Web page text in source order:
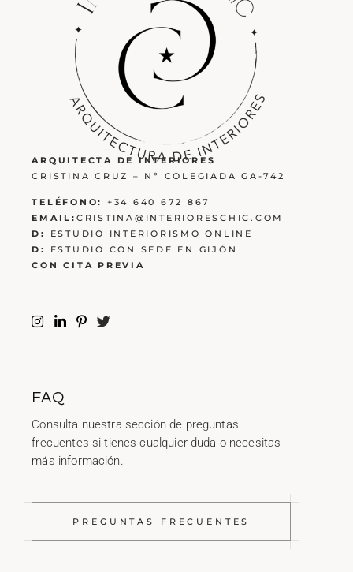
ARQUITECTA DE INTERIORES
CRISTINA CRUZ – Nº COLEGIADA GA-742
TELÉFONO:
+34 640 672 867
EMAIL: CRISTINA@INTERIORESCHIC.COM
D:
ESTUDIO INTERIORISMO ONLINE
D:
ESTUDIO CON SEDE EN GIJÓN
CON CITA PREVIA
FAQ
Consulta nuestra sección de preguntas
frecuentes si tienes cualquier duda o necesitas
más información.
PREGUNTAS FRECUENTES